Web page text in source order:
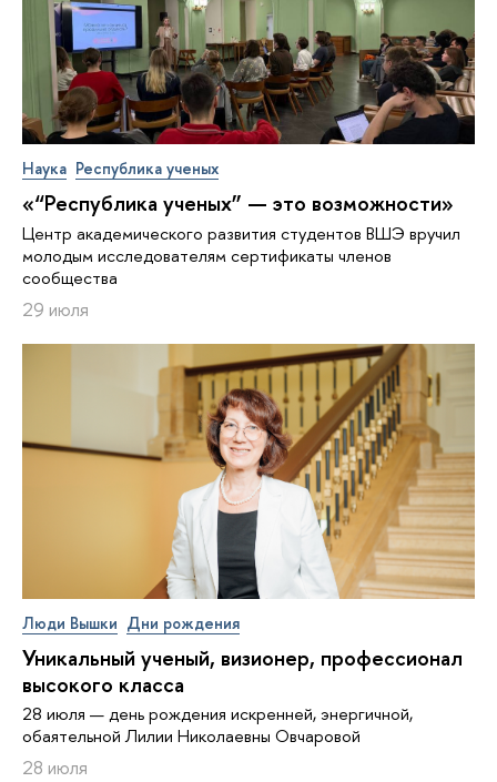
Наука Республика ученых
«“Республика ученых” — это возможности»
Центр академического развития студентов ВШЭ вручил
молодым исследователям сертификаты членов
сообщества
29 июля
Люди Вышки Дни рождения
Уникальный ученый, визионер, про­фес­си­о­нал
высокого класса
28 июля — день рождения искренней, энергичной,
обаятельной Лилии Николаевны Овчаровой
28 июля